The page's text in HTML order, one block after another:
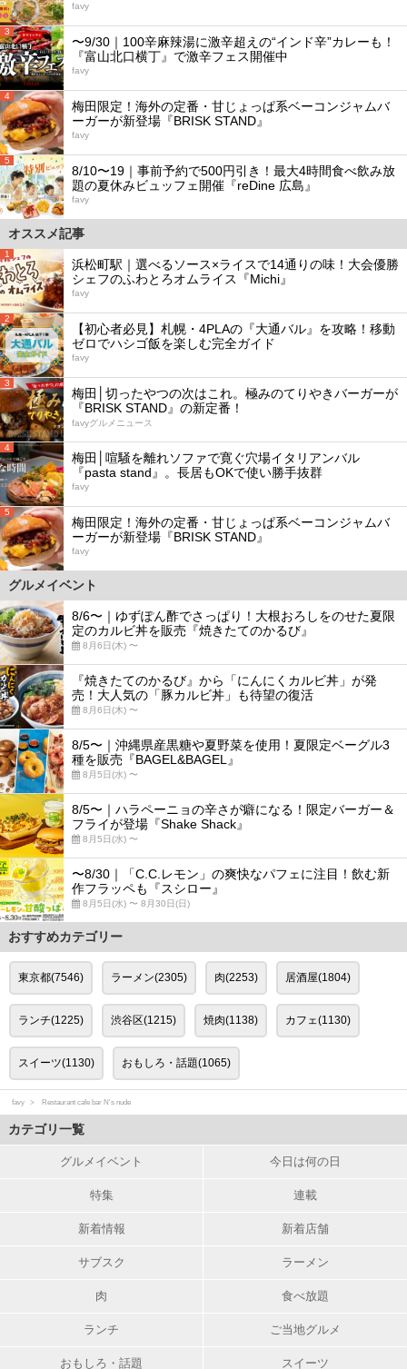
favy
3
〜9/30｜100辛麻辣湯に激辛超えの“インド辛”カレーも！
『富山北口横丁』で激辛フェス開催中
favy
4
梅田限定！海外の定番・甘じょっぱ系ベーコンジャムバ
ーガーが新登場『BRISK STAND』
favy
5
8/10〜19｜事前予約で500円引き！最大4時間食べ飲み放
題の夏休みビュッフェ開催『reDine 広島』
favy
オススメ記事
1
浜松町駅｜選べるソース×ライスで14通りの味！大会優勝
シェフのふわとろオムライス『Michi』
favy
2
【初心者必見】札幌・4PLAの『大通バル』を攻略！移動
ゼロでハシゴ飯を楽しむ完全ガイド
favy
3
梅田│切ったやつの次はこれ。極みのてりやきバーガーが
『BRISK STAND』の新定番！
favyグルメニュース
4
梅田│喧騒を離れソファで寛ぐ穴場イタリアンバル
『pasta stand』。長居もOKで使い勝手抜群
favy
5
梅田限定！海外の定番・甘じょっぱ系ベーコンジャムバ
ーガーが新登場『BRISK STAND』
favy
グルメイベント
8/6〜｜ゆずぽん酢でさっぱり！大根おろしをのせた夏限
定のカルビ丼を販売『焼きたてのかるび』
8月6日(木) 〜
『焼きたてのかるび』から「にんにくカルビ丼」が発
売！大人気の「豚カルビ丼」も待望の復活
8月6日(木) 〜
8/5〜｜沖縄県産黒糖や夏野菜を使用！夏限定ベーグル3
種を販売『BAGEL&BAGEL』
8月5日(水) 〜
8/5〜｜ハラペーニョの辛さが癖になる！限定バーガー＆
フライが登場『Shake Shack』
8月5日(水) 〜
〜8/30｜「C.C.レモン」の爽快なパフェに注目！飲む新
作フラッペも『スシロー』
8月5日(水) 〜 8月30日(日)
おすすめカテゴリー
東京都(7546) ラーメン(2305) 肉(2253) 居酒屋(1804)
ランチ(1225) 渋谷区(1215) 焼肉(1138) カフェ(1130)
スイーツ(1130) おもしろ・話題(1065)
favy Restaurant cafe bar N's nude
カテゴリ一覧
グルメイベント 今日は何の日
特集 連載
新着情報 新着店舗
サブスク ラーメン
肉 食べ放題
ランチ ご当地グルメ
おもしろ・話題 スイーツ